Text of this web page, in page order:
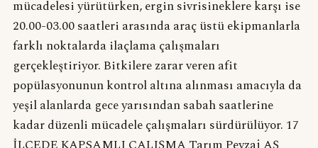
mücadelesi yürütürken, ergin sivrisineklere karşı ise
20.00-03.00 saatleri arasında araç üstü ekipmanlarla
farklı noktalarda ilaçlama çalışmaları
gerçekleştiriyor. Bitkilere zarar veren afit
popülasyonunun kontrol altına alınması amacıyla da
yeşil alanlarda gece yarısından sabah saatlerine
kadar düzenli mücadele çalışmaları sürdürülüyor. 17